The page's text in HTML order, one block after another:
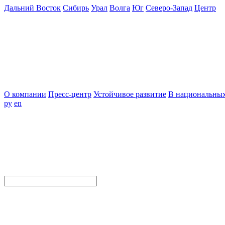
Дальний Восток Сибирь Урал Волга Юг Северо-Запад Центр
О компании Пресс-центр Устойчивое развитие В
ру en